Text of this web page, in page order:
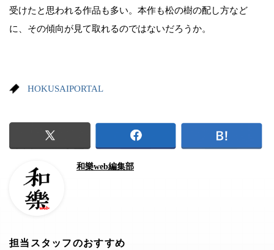
受けたと思われる作品も多い。本作も松の樹の配し方など
に、その傾向が見て取れるのではないだろうか。
HOKUSAIPORTAL
和樂web編集部
担当スタッフのおすすめ